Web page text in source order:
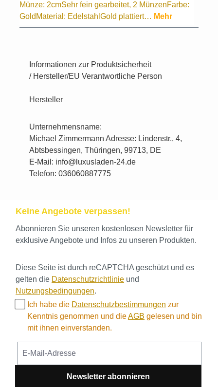
Münze: 2cmSehr fein gearbeitet, 2 MünzenFarbe:
GoldMaterial: EdelstahlGold plattiert… Mehr
Informationen zur Produktsicherheit
/ Hersteller/EU Verantwortliche Person
Hersteller
Unternehmensname:
Michael Zimmermann Adresse: Lindenstr., 4,
Abtsbessingen, Thüringen, 99713, DE
E-Mail: info@luxusladen-24.de
Telefon: 036060887775
Keine Angebote verpassen!
Abonnieren Sie unseren kostenlosen Newsletter für
exklusive Angebote und Infos zu unseren Produkten.
Diese Seite ist durch reCAPTCHA geschützt und es
gelten die Datenschutzrichtlinie und
Nutzungsbedingungen.
Ich habe die Datenschutzbestimmungen zur
Kenntnis genommen und dieAGB gelesen und bin
mit ihnen einverstanden.
Newsletter abonnieren